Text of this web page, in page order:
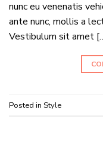
nunc eu venenatis
ante nunc, mollis a
Vestibulum sit amet
Posted in Style